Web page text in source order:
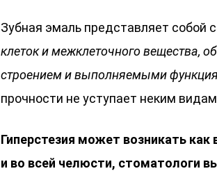
Зубная эмаль представляет собой
клеток и межклеточного вещества,
строением и выполняемыми
прочности не уступает неким
Гиперстезия может возникать
и во всей челюсти, стоматологи